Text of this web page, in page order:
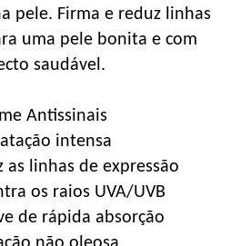
pele. Firma e reduz linhas
uma pele bonita e com
saudável.
Antissinais
intensa
as linhas de expressão
os raios UVA/UVB
de rápida absorção